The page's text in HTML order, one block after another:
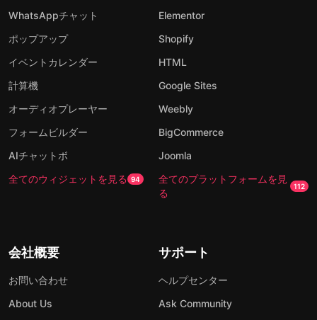
WhatsAppチャット
ポップアップ
イベントカレンダー
計算機
オーディオプレーヤー
フォームビルダー
AIチャットボ
全てのウィジェットを見る 94
Elementor
Shopify
HTML
Google Sites
Weebly
BigCommerce
Joomla
全てのプラットフォームを見
る
112
会社概要
お問い合わせ
About Us
サポート
ヘルプセンター
Ask Community